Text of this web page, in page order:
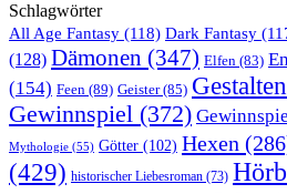
Schlagwörter
All Age Fantasy (118) Dark Fantasy
(128) Dämonen (347) Elfen (83)
(154) Feen (89) Geister(85)
Gewinnspiel (372)
Mythologie (55) Götter (102) Hexen
(429) historischer Liebesroman (73)